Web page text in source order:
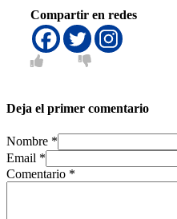
Compartir en redes
Deja el primer comentario
Nombre *
Email *
Comentario *